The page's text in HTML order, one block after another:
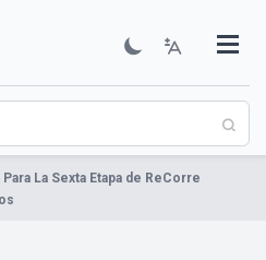
Para La Sexta Etapa de ReCorre